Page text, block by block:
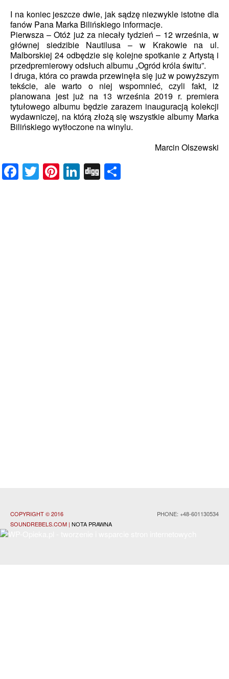
I na koniec jeszcze dwie, jak sądzę niezwykle istotne dla
fanów Pana Marka Bilińskiego informacje.
Pierwsza – Otóż już za niecały tydzień – 12 września, w
głównej siedzibie Nautilusa – w Krakowie na ul.
Malborskiej 24 odbędzie się kolejne spotkanie z Artystą i
przedpremierowy odsłuch albumu „Ogród króla świtu”.
I druga, która co prawda przewinęła się już w powyższym
tekście, ale warto o niej wspomnieć, czyli fakt, iż
planowana jest już na 13 września 2019 r. premiera
tytułowego albumu będzie zarazem inauguracją kolekcji
wydawniczej, na którą złożą się wszystkie albumy Marka
Bilińskiego wytłoczone na winylu.
Marcin Olszewski
Facebook
Twitter
Pinterest
LinkedIn
Digg
COPYRIGHT © 2016
SOUNDREBELS.COM | NOTA PRAWNA
PHONE: +48-601130534